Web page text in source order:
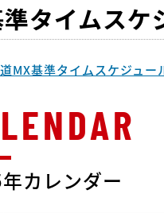
準タイムス
MX基準タイムスケジュー
カレンダー